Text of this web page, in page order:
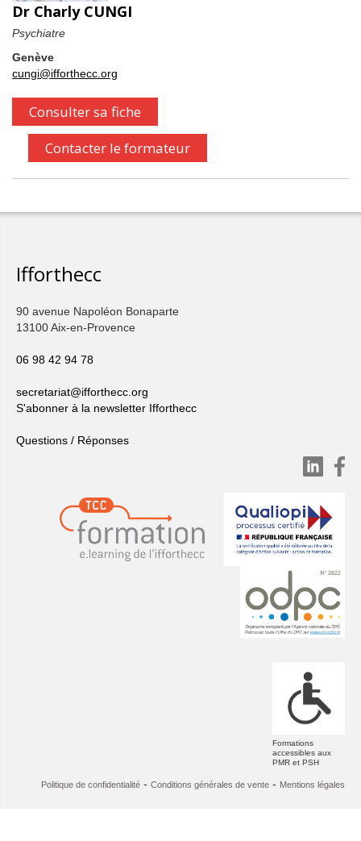
Dr Charly CUNGI
Psychiatre
Genève
cungi@ifforthecc.org
Consulter sa fiche
Contacter le formateur
Ifforthecc
90 avenue Napoléon Bonaparte
13100 Aix-en-Provence
06 98 42 94 78
secretariat@ifforthecc.org
S'abonner à la newsletter Ifforthecc
Questions / Réponses
Formations
accessibles aux
PMR et PSH
Politique de confidentialité - Conditions générales de vente - Mentions légales